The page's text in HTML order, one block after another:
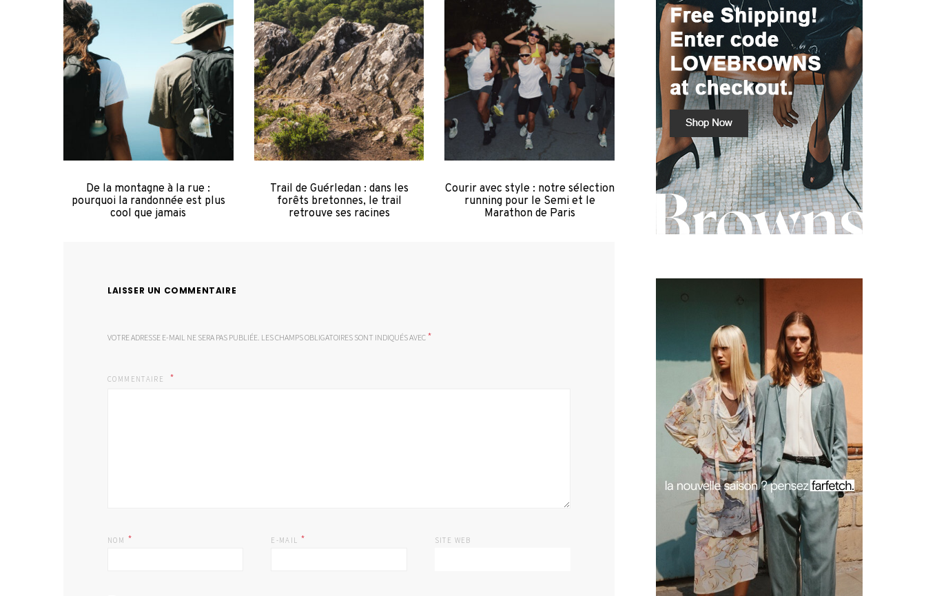
De la montagne à la rue :
pourquoi la randonnée est plus
cool que jamais
Trail de Guérledan : dans les
forêts bretonnes, le trail
retrouve ses racines
Courir avec style : notre sélection
running pour le Semi et le
Marathon de Paris
LAISSER UN COMMENTAIRE
VOTRE ADRESSE E-MAIL NE SERA PAS PUBLIÉE. LES CHAMPS OBLIGATOIRES SONT INDIQUÉS AVEC *
COMMENTAIRE
NOM * E-MAIL * SITE WEB